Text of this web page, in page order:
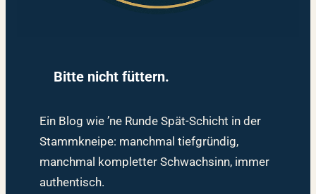
Bitte nicht füttern.
Ein Blog wie ’ne Runde Spät-Schicht in der
Stammkneipe: manchmal tiefgründig,
manchmal kompletter Schwachsinn, immer
authentisch.